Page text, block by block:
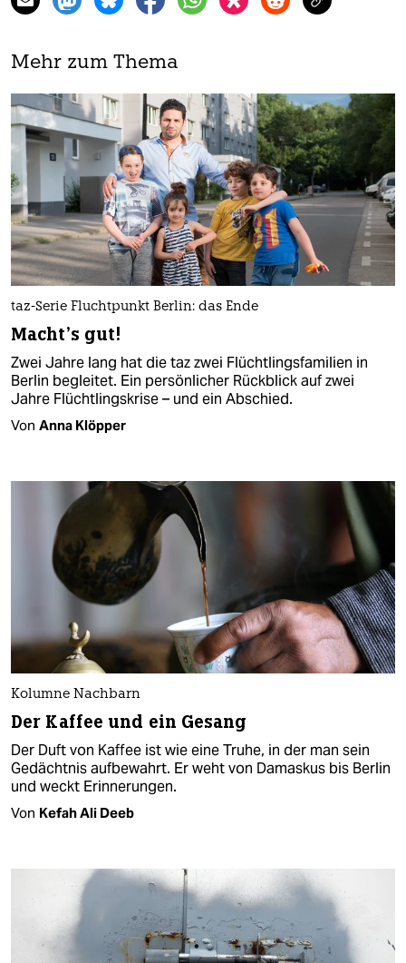
Mehr zum Thema
taz-Serie Fluchtpunkt Berlin: das Ende
Macht’s gut!
Zwei Jahre lang hat die taz zwei Flüchtlingsfamilien in
Berlin begleitet. Ein persönlicher Rückblick auf zwei
Jahre Flüchtlingskrise – und ein Abschied.
Von Anna Klöpper
Kolumne Nachbarn
Der Kaffee und ein Gesang
Der Duft von Kaffee ist wie eine Truhe, in der man sein
Gedächtnis aufbewahrt. Er weht von Damaskus bis Berlin
und weckt Erinnerungen.
Von Kefah Ali Deeb